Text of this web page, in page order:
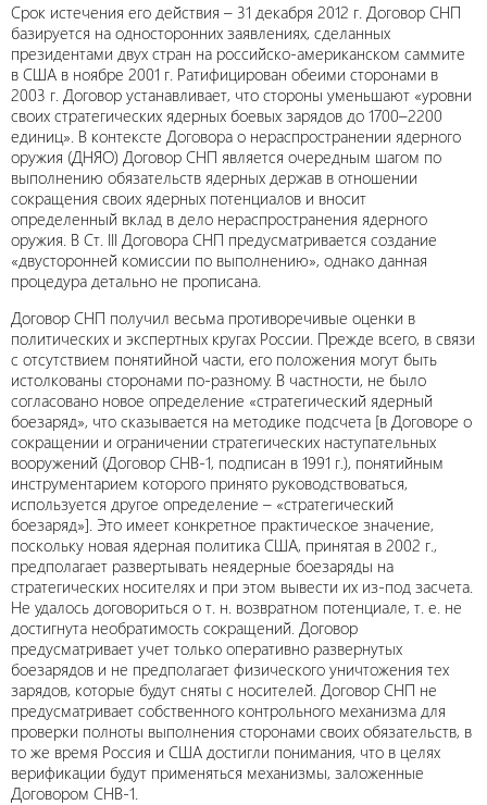
Срок истечения его действия – 31 декабря 2012 г. Договор СНП
базируется на односторонних заявлениях, сделанных
президентами двух стран на российско-американском саммите
в США в ноябре 2001 г. Ратифицирован обеими сторонами в
2003 г. Договор устанавливает, что стороны уменьшают «уровни
своих стратегических ядерных боевых зарядов до 1700–2200
единиц». В контексте Договора о нераспространении ядерного
оружия (ДНЯО) Договор СНП является очередным шагом по
выполнению обязательств ядерных держав в отношении
сокращения своих ядерных потенциалов и вносит
определенный вклад в дело нераспространения ядерного
оружия. В Ст. III Договора СНП предусматривается создание
«двусторонней комиссии по выполнению», однако данная
процедура детально не прописана.
Договор СНП получил весьма противоречивые оценки в
политических и экспертных кругах России. Прежде всего, в связи
с отсутствием понятийной части, его положения могут быть
истолкованы сторонами по-разному. В частности, не было
согласовано новое определение «стратегический ядерный
боезаряд», что сказывается на методике подсчета [в Договоре о
сокращении и ограничении стратегических наступательных
вооружений (Договор СНВ-1, подписан в 1991 г.), понятийным
инструментарием которого принято руководствоваться,
используется другое определение – «стратегический
боезаряд»]. Это имеет конкретное практическое значение,
поскольку новая ядерная политика США, принятая в 2002 г.,
предполагает развертывать неядерные боезаряды на
стратегических носителях и при этом вывести их из-под засчета.
Не удалось договориться о т. н. возвратном потенциале, т. е. не
достигнута необратимость сокращений. Договор
предусматривает учет только оперативно развернутых
боезарядов и не предполагает физического уничтожения тех
зарядов, которые будут сняты с носителей. Договор СНП не
предусматривает собственного контрольного механизма для
проверки полноты выполнения сторонами своих обязательств, в
то же время Россия и США достигли понимания, что в целях
верификации будут применяться механизмы, заложенные
Договором СНВ-1.